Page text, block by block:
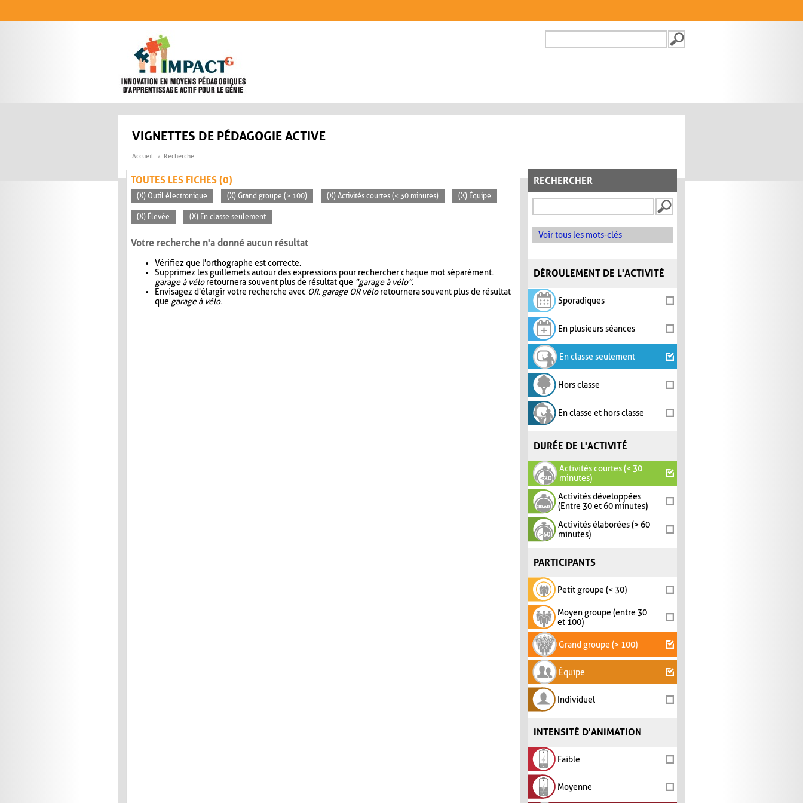
FORMULAIRE DE
VIGNETTES DE PÉDAGOGIE ACTIVE
Accueil Recherche
RECHERCHER
Voir tous les mots-clés
DÉROULEMENT DE L'ACTIVITÉ
Sporadiques
En plusieurs séances
En classe seulement
Hors classe
En classe et hors classe
DURÉE DE L'ACTIVITÉ
Activités courtes (< 30
minutes)
Activités développées
(Entre 30 et 60 minutes)
Activités élaborées (> 60
minutes)
PARTICIPANTS
Petit groupe (< 30)
Moyen groupe (entre 30
et 100)
Grand groupe (> 100)
Équipe
Individuel
INTENSITÉ D'ANIMATION
Faible
Moyenne
TOUTES LES FICHES (0)
(X) Outil électronique (X) Grand groupe (> 100) (X) Activités courtes (< 30 minutes) (X) Équipe
(X) Élevée (X) En classe seulement
Votre recherche n'a donné aucun résultat
Vérifiez que l'orthographe est correcte.
Supprimez les guillemets autour des expressions pour rechercher chaque mot séparément.
garage à véloretournera souvent plus de résultat que "garage à vélo".
Envisagez d'élargir votre recherche avec OR. garage OR véloretournera souvent plus de résultat
que garage à vélo.